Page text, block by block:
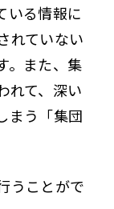
いる情報に
れていない
。また、集
れて、深い
まう「集団
うことがで